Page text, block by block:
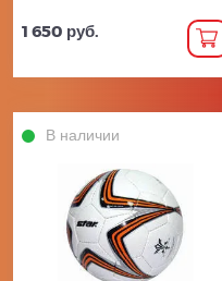
1 650 руб.
В наличии